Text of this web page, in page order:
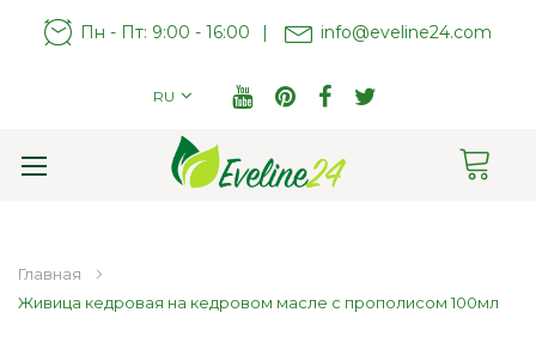
Пн - Пт: 9:00 - 16:00 | info@eveline24.com
RU
Главная
Живица кедровая на кедровом масле с прополисом 100мл